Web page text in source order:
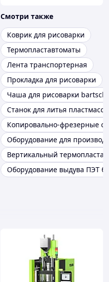
Смотри также
Коврик для рисоварки
Термопластавтоматы
Лента транспортерная
Прокладка для рисоварки
Чаша для рисоварки
Станок для литья пластмасс
Копировально-фрезерные
Оборудование для
Вертикальный
Оборудование выдува ПЭТ